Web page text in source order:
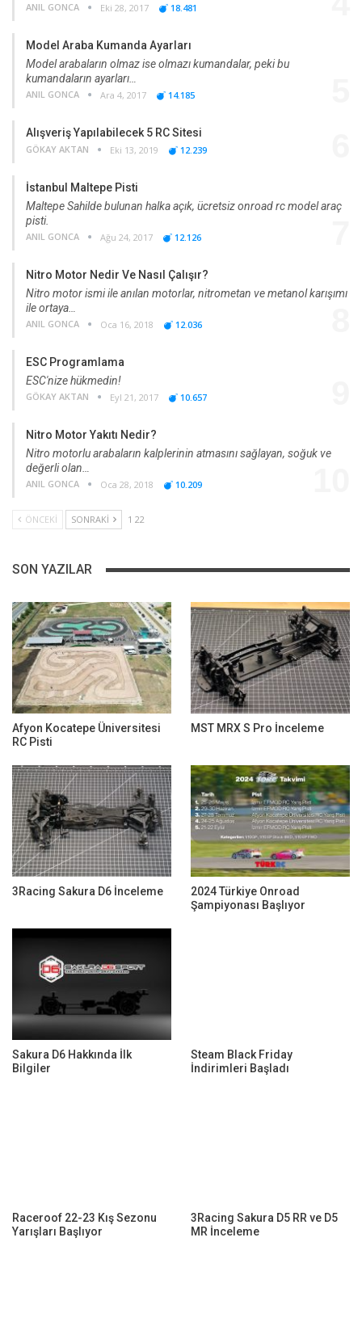
ANIL GONCA Eki 28, 2017 18.481
Model Araba Kumanda Ayarları
Model arabaların olmaz ise olmazı kumandalar, peki bu
kumandaların ayarları…
ANIL GONCA Ara 4, 2017 14.185
Alışveriş Yapılabilecek 5 RC Sitesi
GÖKAY AKTAN Eki 13, 2019 12.239
İstanbul Maltepe Pisti
Maltepe Sahilde bulunan halka açık, ücretsiz onroad rc model araç
pisti.
ANIL GONCA Ağu 24, 2017 12.126
Nitro Motor Nedir Ve Nasıl Çalışır?
Nitro motor ismi ile anılan motorlar, nitrometan ve metanol karışımı
ile ortaya…
ANIL GONCA Oca 16, 2018 12.036
ESC Programlama
ESC'nize hükmedin!
GÖKAY AKTAN Eyl 21, 2017 10.657
Nitro Motor Yakıtı Nedir?
Nitro motorlu arabaların kalplerinin atmasını sağlayan, soğuk ve
değerli olan…
ANIL GONCA Oca 28, 2018 10.209
ÖNCEKI SONRAKI 1 22
SON YAZILAR
Afyon Kocatepe Üniversitesi
RC Pisti
MST MRX S Pro İnceleme
3Racing Sakura D6 İnceleme
2024 Türkiye Onroad
Şampiyonası Başlıyor
Sakura D6 Hakkında İlk
Bilgiler
Steam Black Friday
İndirimleri Başladı
Raceroof 22-23 Kış Sezonu
Yarışları Başlıyor
3Racing Sakura D5 RR ve D5
MR İnceleme